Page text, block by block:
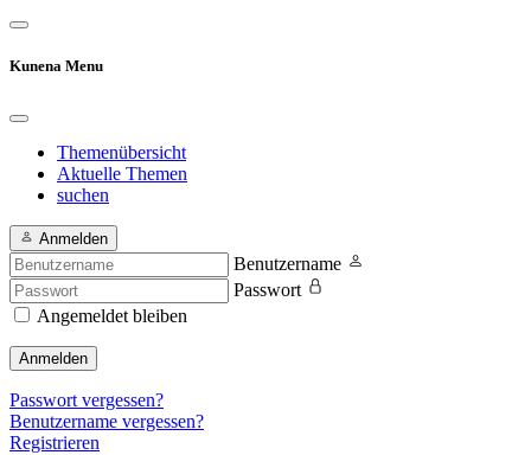
Kunena Menu
Themenübersicht
Aktuelle Themen
suchen
Anmelden
Benutzername
Passwort
Angemeldet bleiben
Anmelden
Passwort vergessen?
Benutzername vergessen?
Registrieren